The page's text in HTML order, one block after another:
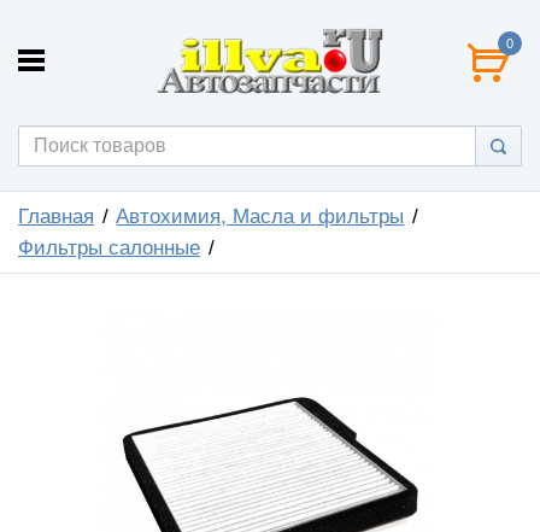
0
Главная
Автохимия, Масла и фильтры
Фильтры салонные